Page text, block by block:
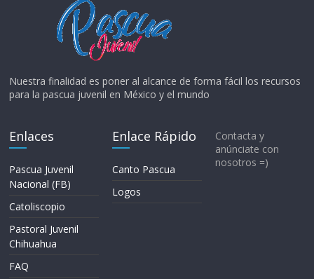
Nuestra finalidad es poner al alcance de forma fácil los recursos
para la pascua juvenil en México y el mundo
Enlaces
Pascua Juvenil
Nacional (FB)
Catoliscopio
Pastoral Juvenil
Chihuahua
FAQ
Enlace Rápido
Canto Pascua
Logos
Contacta y
anúnciate con
nosotros =)